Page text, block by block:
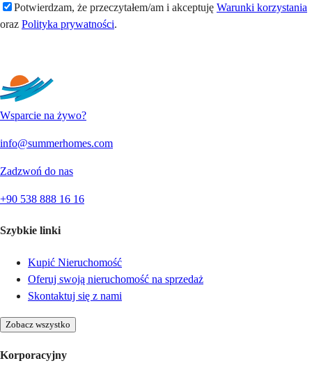
Potwierdzam, że przeczytałem/am i akceptuję Warunki korzystania
oraz Polityka prywatności.
Wsparcie na żywo?
info@summerhomes.com
Zadzwoń do nas
+90 538 888 16 16
Szybkie linki
Kupić Nieruchomość
Oferuj swoją nieruchomość na sprzedaż
Skontaktuj się z nami
Zobacz wszystko
Korporacyjny